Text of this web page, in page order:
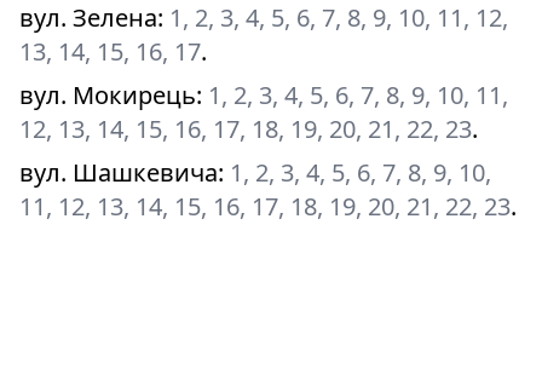
вул. Зелена: 1, 2, 3, 4, 5, 6, 7, 8, 9, 10, 11, 12,
13, 14, 15, 16, 17.
вул. Мокирець: 1, 2, 3, 4, 5, 6, 7, 8, 9, 10, 11,
12, 13, 14, 15, 16, 17, 18, 19, 20, 21, 22, 23.
вул. Шашкевича: 1, 2, 3, 4, 5, 6, 7, 8, 9, 10,
11, 12, 13, 14, 15, 16, 17, 18, 19, 20, 21, 22, 23.